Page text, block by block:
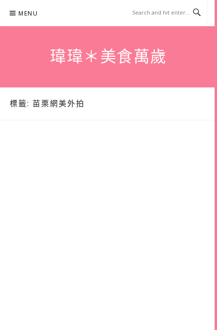
content
MENU
瑋瑋＊美食萬歲
標籤: 苗栗網美外拍